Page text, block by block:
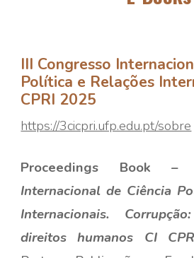
III Congresso
Política e Relações
CPRI 2025
https://3cicpri.ufp.edu.pt/sobre
Proceedings Book
–
Internacional de Ciência
Internacionais.
direitos humanos CI